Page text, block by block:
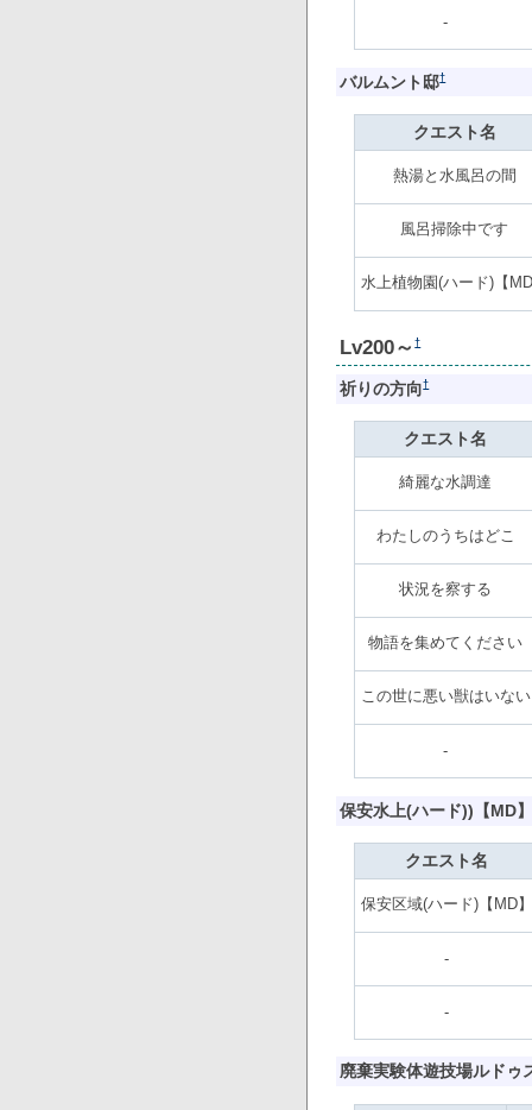
-
バルムント邸†
クエスト名
熱湯と水風呂の間
風呂掃除中です
水上植物園(ハード)【
Lv200～†
祈りの方向†
クエスト名
綺麗な水調達
わたしのうちはどこ
状況を察する
物語を集めてください
この世に悪い獣はいない
-
保安水上(ハード))【MD
クエスト名
保安区域(ハード)【MD】
-
-
廃棄実験体遊技場ルドゥ